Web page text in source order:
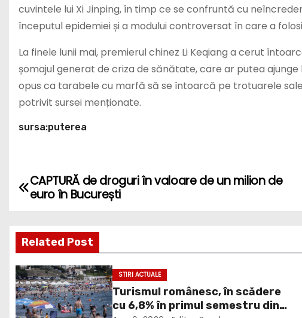
cuvintele lui Xi Jinping, în timp ce se confruntă cu
începutul epidemiei și a modului controversat în care a
La finele lunii mai, premierul chinez Li Keqiang a cerut
șomajul generat de criza de sănătate, care ar putea ajunge
opus ca tarabele cu marfă să se întoarcă pe trotuarele
potrivit sursei menționate.
sursa:puterea
P
s
t
n
a
CAPTURĂ de droguri în valoare de un milion de
euro în București
Related Post
STIRI ACTUALE
Turismul românesc, în scădere
cu 6,8% în primul semestru din